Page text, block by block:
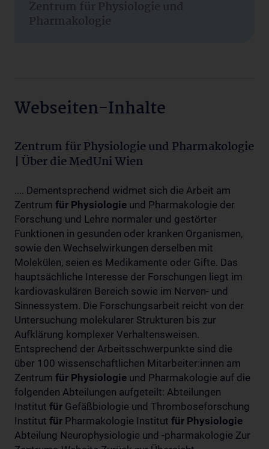
Zentrum für Physiologie und
Pharmakologie
Webseiten-Inhalte
Zentrum für Physiologie und Pharmakologie
| Über die MedUni Wien
.... Dementsprechend widmet sich die Arbeit am
Zentrum für Physiologie und Pharmakologie der
Forschung und Lehre normaler und gestörter
Funktionen in gesunden oder kranken Organismen,
sowie den Wechselwirkungen derselben mit
Molekülen, seien es Medikamente oder Gifte. Das
hauptsächliche Interesse der Forschungen liegt im
kardiovaskulären Bereich sowie im Nerven- und
Sinnessystem. Die Forschungsarbeit reicht von der
Untersuchung molekularer Strukturen bis zur
Aufklärung komplexer Verhaltensweisen.
Entsprechend der Arbeitsschwerpunkte sind die
über 100 wissenschaftlichen Mitarbeiter:innen am
Zentrum für Physiologie und Pharmakologie auf die
folgenden Abteilungen aufgeteilt: Abteilungen
Institut für Gefäßbiologie und Thromboseforschung
Institut für Pharmakologie Institut für Physiologie
Abteilung Neurophysiologie und -pharmakologie Zur